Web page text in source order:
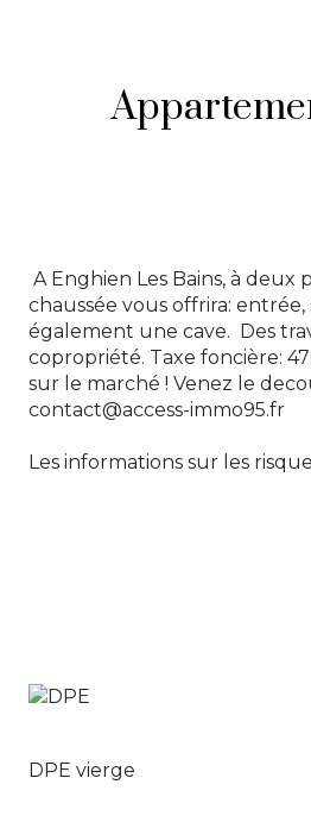
A Enghien Les Bains, à
chaussée vous offrira:
également une cave. Des
copropriété. Taxe foncière:
sur le marché ! Venez le
contact@access-immo95.fr
Les informations sur les
DPE vierge